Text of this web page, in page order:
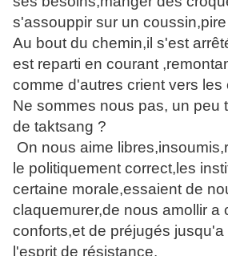
s'assouppir sur un
Au bout du chemin,il s'est
est reparti en courant
comme d'autres crient vers les
Ne sommes nous pas, un peu
de taktsang ?
On nous aime
le politiquement correct,les
certaine morale,essaient de
claquemurer,de nous amollir a
conforts,et de préjugés
l'esprit de résistance.